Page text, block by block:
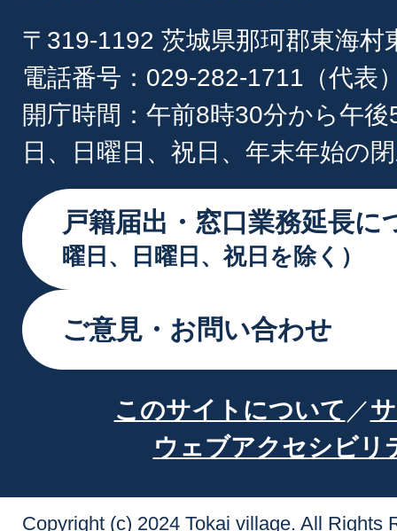
〒319-1192 茨城県那珂郡東海村
電話番号：029-282-1711（代表
開庁時間：午前8時30分から午
日、日曜日、祝日、年末年始の
戸籍届出・窓口業務延長に
曜日、日曜日、祝日を除く）
ご意見・お問い合わせ
このサイトについて
ウェブアクセシビリ
Copyright (c) 2024 Tokai village. All Rights